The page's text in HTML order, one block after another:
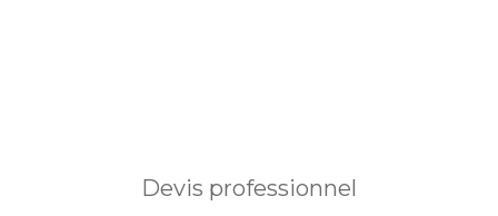
Devis professionnel